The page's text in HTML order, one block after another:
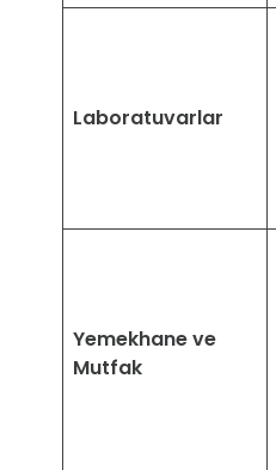
Laboratuvarlar
Yemekhane ve
Mutfak